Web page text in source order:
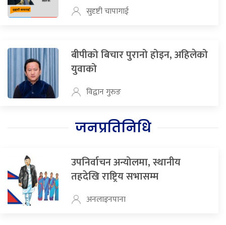
सुदृष्टी चापागाई
बीपीको बिचार पुरानो होइन, अहिलेको
युवाको
विद्वान गुरुङ
जनप्रतिनिधि
उपनिर्वाचन अन्योलमा, स्थानीय
तहदेखि राष्ट्रिय सभासम्म
अनलाइनपाना